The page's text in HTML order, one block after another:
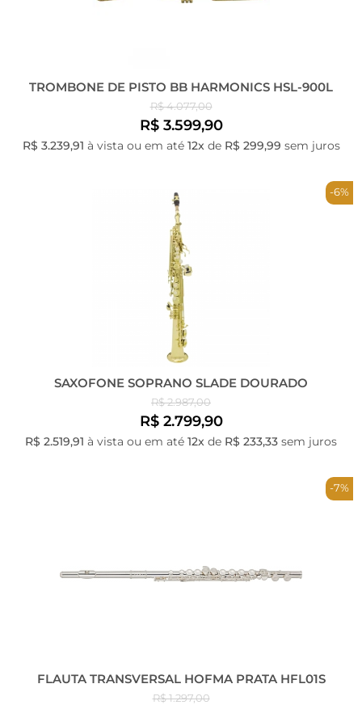
TROMBONE DE PISTO BB HARMONICS HSL-900L
R$ 4.077,00
R$ 3.599,90
R$ 3.239,91 à vista ou em até 12xde R$ 299,99 sem juros
-6%
SAXOFONE SOPRANO SLADE DOURADO
R$ 2.987,00
R$ 2.799,90
R$ 2.519,91 à vista ou em até 12x de R$ 233,33 sem juros
-7%
FLAUTA TRANSVERSAL HOFMA PRATA HFL01S
R$ 1.297,00